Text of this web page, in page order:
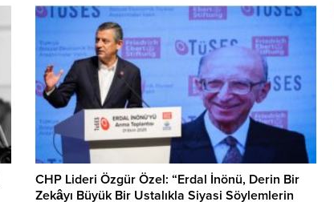
yapıldı. Vecihi Hürkuş Havacılık ve Teknoloji Parkı’nda
düzenlenen çalıştayda atölye çalışmaları gerçekleştirildi.
Kartal Belediyesi İklim Değişikliği...
CHP Lideri Özgür Özel: “Erdal İnönü, Derin Bir
Zekâyı Büyük Bir Ustalıkla Siyasi Söylemlerin